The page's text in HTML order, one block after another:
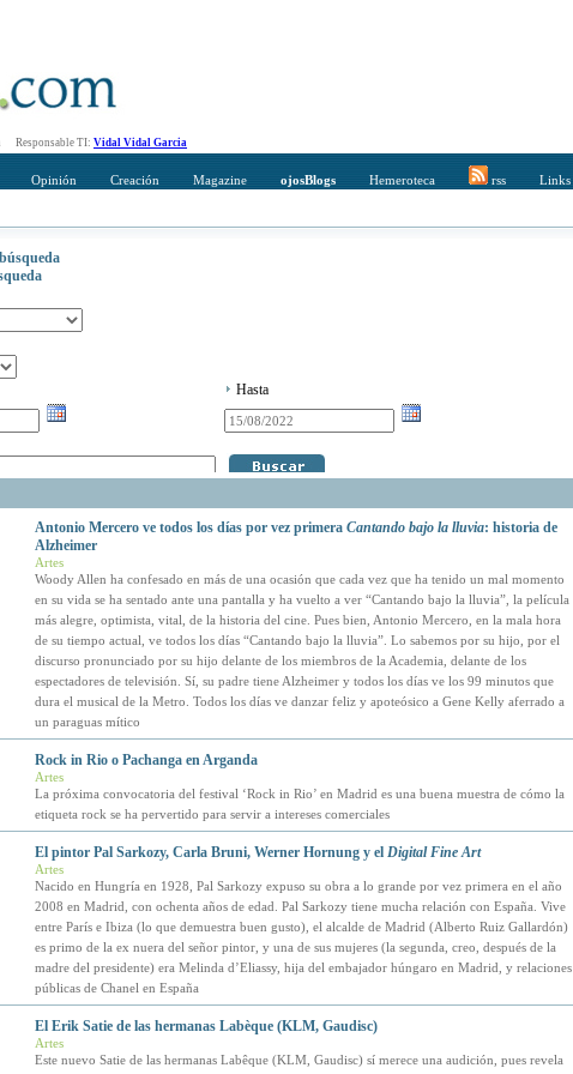
Responsable TI: Vidal Vidal Garcia
Opinión Creación Magazine ojosBlogs Hemeroteca rss Links
Hasta
Antonio Mercero ve todos los días por vez primera Cantando bajo la lluvia: historia de
Alzheimer
Artes
Woody Allen ha confesado en más de una ocasión que cada vez que ha tenido un mal momento
en su vida se ha sentado ante una pantalla y ha vuelto a ver “Cantando bajo la lluvia”, la película
más alegre, optimista, vital, de la historia del cine. Pues bien, Antonio Mercero, en la mala hora
de su tiempo actual, ve todos los días “Cantando bajo la lluvia”. Lo sabemos por su hijo, por el
discurso pronunciado por su hijo delante de los miembros de la Academia, delante de los
espectadores de televisión. Sí, su padre tiene Alzheimer y todos los días ve los 99 minutos que
dura el musical de la Metro. Todos los días ve danzar feliz y apoteósico a Gene Kelly aferrado a
un paraguas mítico
Rock in Rio o Pachanga en Arganda
Artes
La próxima convocatoria del festival ‘Rock in Rio’ en Madrid es una buena muestra de cómo la
etiqueta rock se ha pervertido para servir a intereses comerciales
El pintor Pal Sarkozy, Carla Bruni, Werner Hornung y el Digital Fine Art
Artes
Nacido en Hungría en 1928, Pal Sarkozy expuso su obra a lo grande por vez primera en el año
2008 en Madrid, con ochenta años de edad. Pal Sarkozy tiene mucha relación con España. Vive
entre París e Ibiza (lo que demuestra buen gusto), el alcalde de Madrid (Alberto Ruiz Gallardón)
es primo de la ex nuera del señor pintor, y una de sus mujeres (la segunda, creo, después de la
madre del presidente) era Melinda d’Eliassy, hija del embajador húngaro en Madrid, y relaciones
públicas de Chanel en España
El Erik Satie de las hermanas Labèque (KLM, Gaudisc)
Artes
Este nuevo Satie de las hermanas Labêque (KLM, Gaudisc) sí merece una audición, pues revela